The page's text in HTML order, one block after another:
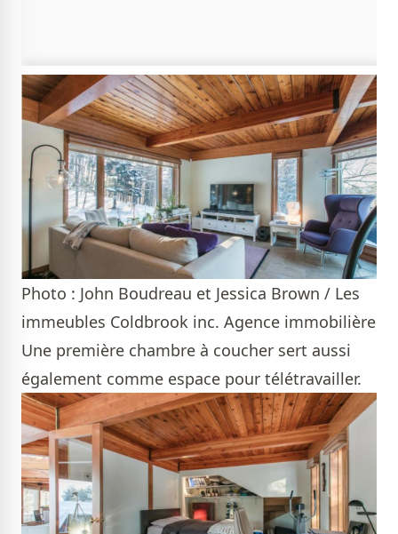
Photo : John Boudreau et Jessica Brown / Les
immeubles Coldbrook inc. Agence immobilière
Une première chambre à coucher sert aussi
également comme espace pour télétravailler.